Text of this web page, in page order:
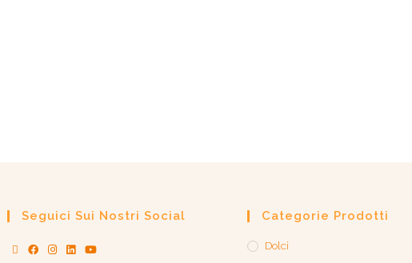
Seguici Sui Nostri Social Categorie Prodotti
Dolci